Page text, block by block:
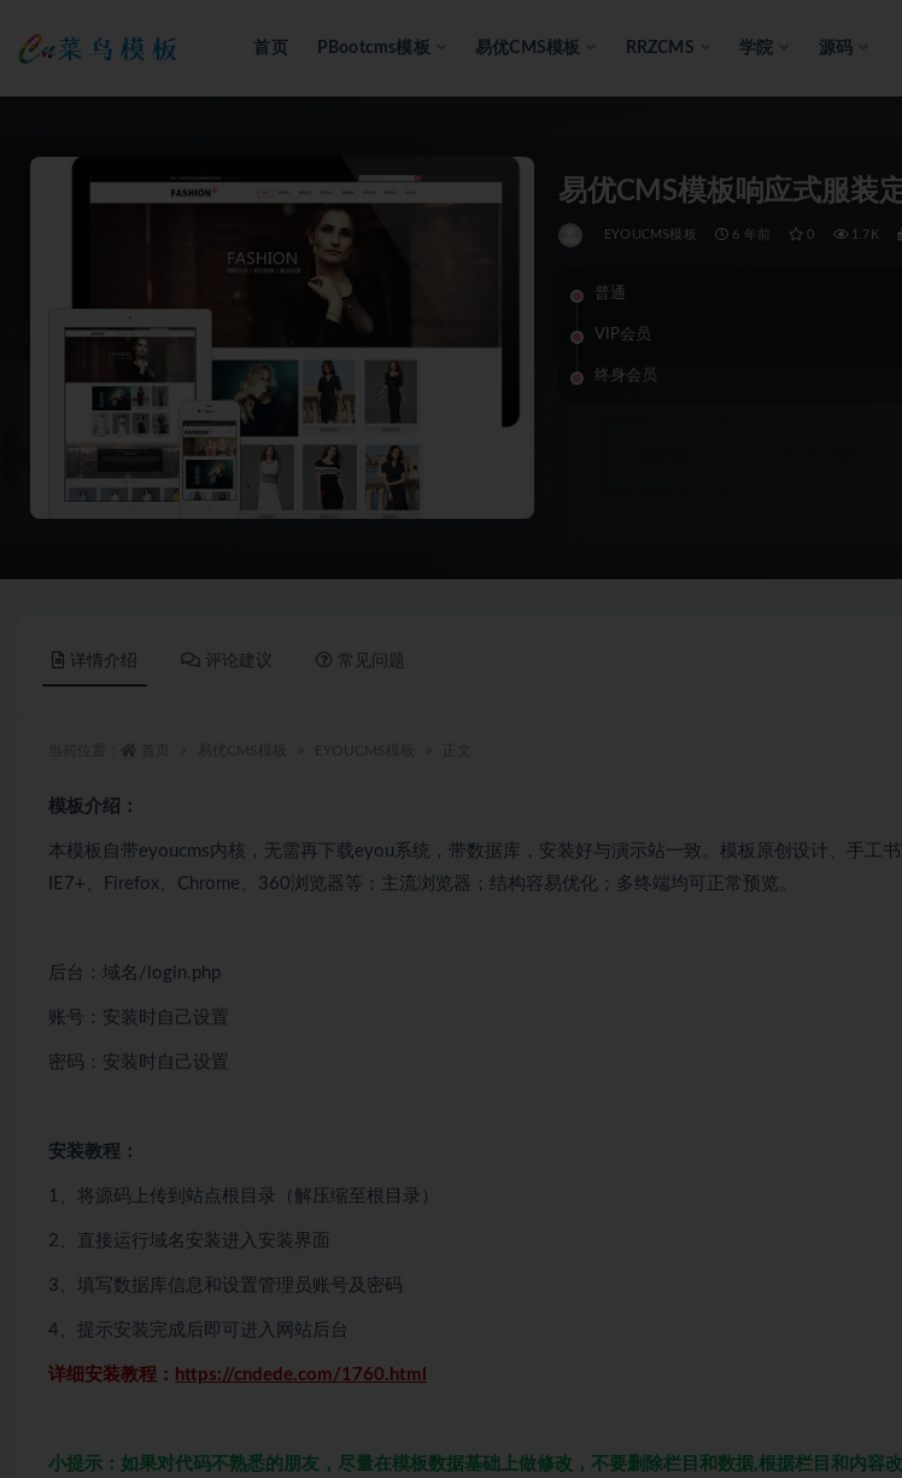
首页 PBootcms模板 易优CMS模板 RRZCMS 学院 源码
易优CMS模板响应式服装
EYOUCMS模板 6 年前 0 1.7K
普通
VIP会员
终身会员
详情介绍 评论建议 常见问题
模板介绍：
本模板自带eyoucms内核，无需再下载eyou系统，带数据库，安装好与演示站一致。模板原创设计、手工
IE7+、Firefox、Chrome、360浏览器等；主流浏览器；结构容易优化；多终端均可正常预览。
后台：域名/login.php
账号：安装时自己设置
密码：安装时自己设置
安装教程：
1、将源码上传到站点根目录（解压缩至根目录）
2、直接运行域名安装进入安装界面
3、填写数据库信息和设置管理员账号及密码
4、提示安装完成后即可进入网站后台
详细安装教程： https://cndede.com/1760.html
小提示：如果对代码不熟悉的朋友，尽量在模板数据基础上做修改，不要删除栏目和数据,根据栏目和内容